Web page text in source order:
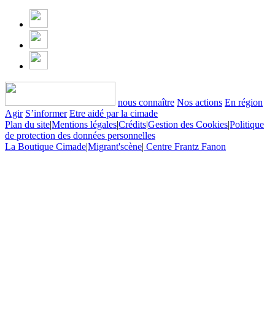
nous connaître Nos actions En région
Agir S’informer Etre aidé par la cimade
Plan du site|Mentions légales|Crédits|Gestion des Cookies|Politique
de protection des données personnelles
La Boutique Cimade|Migrant'scène| Centre Frantz Fanon